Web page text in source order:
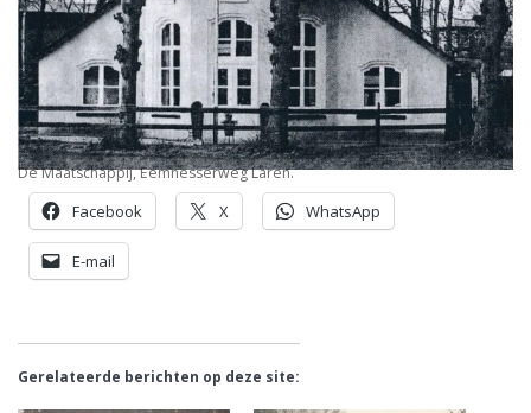
De Maatschappij, Eemnesserweg Laren.
Facebook X WhatsApp
E-mail
Gerelateerde berichten op deze site: